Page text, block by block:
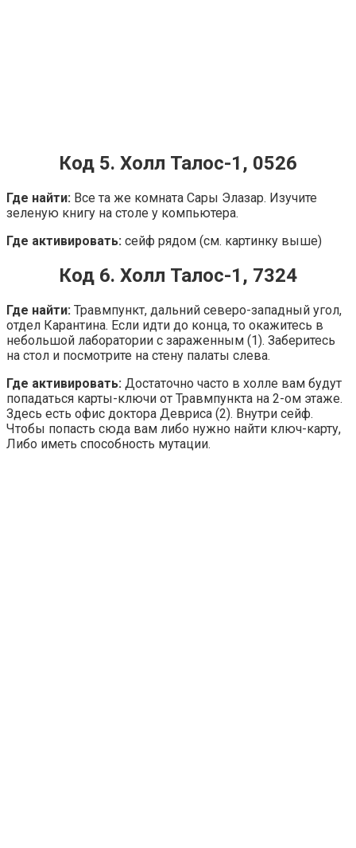
Код 5. Холл Талос-1, 0526
Где найти: Все та же комната Сары Элазар. Изучите
зеленую книгу на столе у компьютера.
Где активировать: сейф рядом (см. картинку выше)
Код 6. Холл Талос-1, 7324
Где найти: Травмпункт, дальний северо-западный угол,
отдел Карантина. Если идти до конца, то окажитесь в
небольшой лаборатории с зараженным (1). Заберитесь
на стол и посмотрите на стену палаты слева.
Где активировать: Достаточно часто в холле вам будут
попадаться карты-ключи от Травмпункта на 2-ом этаже.
Здесь есть офис доктора Девриса (2). Внутри сейф.
Чтобы попасть сюда вам либо нужно найти ключ-карту,
Либо иметь способность мутации.